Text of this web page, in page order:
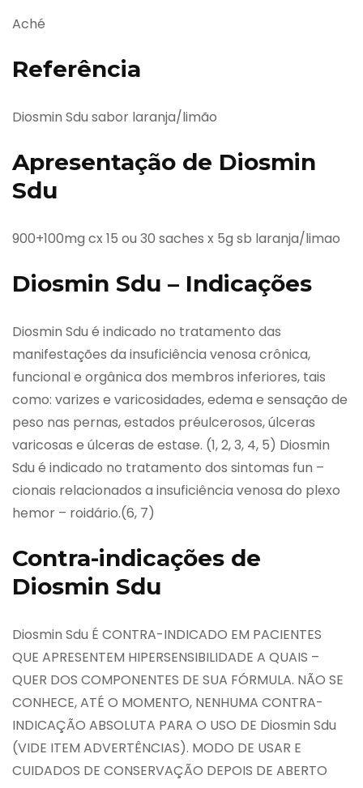
Aché
Referência
Diosmin Sdu sabor laranja/limão
Apresentação de Diosmin
Sdu
900+100mg cx 15 ou 30 saches x 5g sb laranja/limao
Diosmin Sdu – Indicações
Diosmin Sdu é indicado no tratamento das
manifestações da insuficiência venosa crônica,
funcional e orgânica dos membros inferiores, tais
como: varizes e varicosidades, edema e sensação de
peso nas pernas, estados préulcerosos, úlceras
varicosas e úlceras de estase. (1, 2, 3, 4, 5) Diosmin
Sdu é indicado no tratamento dos sintomas fun –
cionais relacionados a insuficiência venosa do plexo
hemor – roidário.(6, 7)
Contra-indicações de
Diosmin Sdu
Diosmin Sdu É CONTRA-INDICADO EM PACIENTES
QUE APRESENTEM HIPERSENSIBILIDADE A QUAIS –
QUER DOS COMPONENTES DE SUA FÓRMULA. NÃO SE
CONHECE, ATÉ O MOMENTO, NENHUMA CONTRA-
INDICAÇÃO ABSOLUTA PARA O USO DE Diosmin Sdu
(VIDE ITEM ADVERTÊNCIAS). MODO DE USAR E
CUIDADOS DE CONSERVAÇÃO DEPOIS DE ABERTO